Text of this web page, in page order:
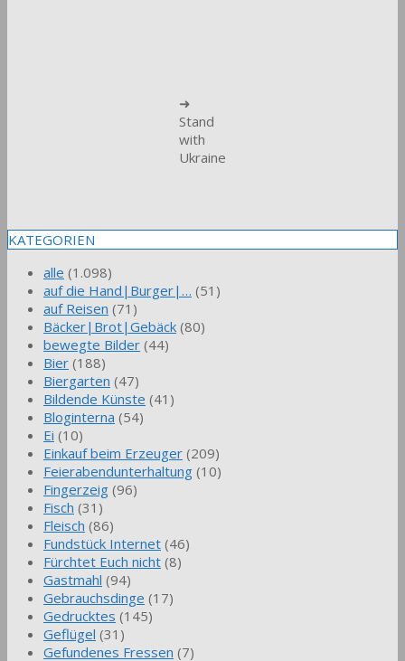
➜
Stand
with
Ukraine
KATEGORIEN
alle (1.098)
auf die Hand|Burger|… (51)
auf Reisen (71)
Bäcker|Brot|Gebäck (80)
bewegte Bilder (44)
Bier (188)
Biergarten (47)
Bildende Künste (41)
Bloginterna (54)
Ei (10)
Einkauf beim Erzeuger (209)
Feierabendunterhaltung (10)
Fingerzeig (96)
Fisch (31)
Fleisch (86)
Fundstück Internet (46)
Fürchtet Euch nicht (8)
Gastmahl (94)
Gebrauchsdinge (17)
Gedrucktes (145)
Geflügel (31)
Gefundenes Fressen (7)